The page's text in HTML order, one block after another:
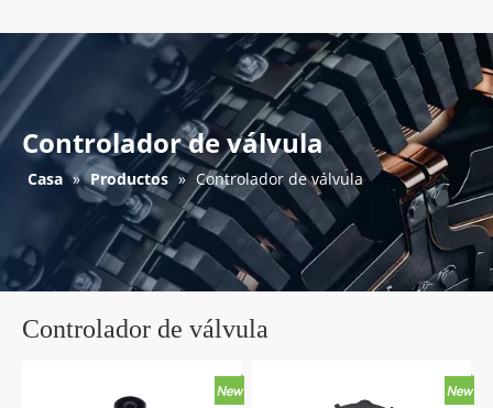
Controlador de válvula
Casa » Productos » Controlador de válvula
Controlador de válvula